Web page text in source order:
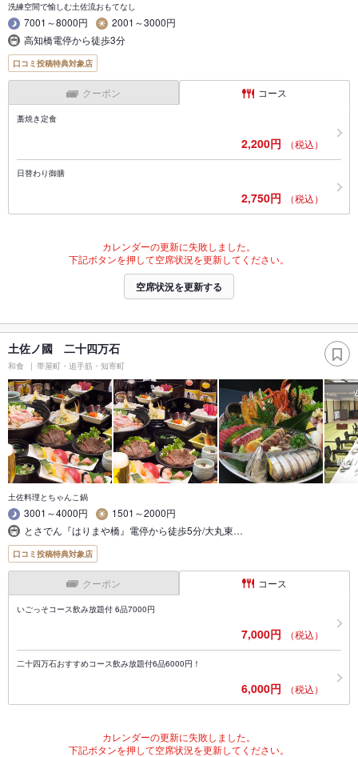
洗練空間で愉しむ土佐流おもてなし
7001～8000円
2001～3000円
高知橋電停から徒歩3分
口コミ投稿特典対象店
クーポン コース
藁焼き定食
2,200円 （税込）
日替わり御膳
2,750円 （税込）
カレンダーの更新に失敗しました。
下記ボタンを押して空席状況を更新してください。
空席状況を更新する
土佐ノ國 二十四万石
和食 帯屋町・追手筋・知寄町
土佐料理とちゃんこ鍋
3001～4000円
1501～2000円
とさでん『はりまや橋』電停から徒歩5分/大丸東…
口コミ投稿特典対象店
クーポン コース
いごっそコース飲み放題付 6品7000円
7,000円 （税込）
二十四万石おすすめコース飲み放題付6品6000円！
6,000円 （税込）
カレンダーの更新に失敗しました。
下記ボタンを押して空席状況を更新してください。